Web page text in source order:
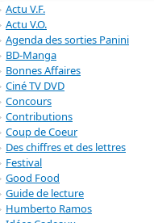
Actu V.F.
Actu V.O.
Agenda des sorties Panini
BD-Manga
Bonnes Affaires
Ciné TV DVD
Concours
Contributions
Coup de Coeur
Des chiffres et des lettres
Festival
Good Food
Guide de lecture
Humberto Ramos